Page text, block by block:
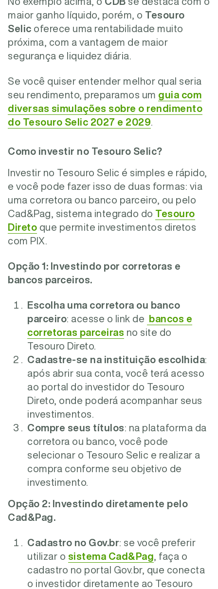
maior ganho líquido, porém, o Tesouro
Selic oferece uma rentabilidade muito
próxima, com a vantagem de maior
segurança e liquidez diária.
Se você quiser entender melhor qual seria
seu rendimento, preparamos um guia com
diversas simulações sobre o rendimento
do Tesouro Selic 2027 e 2029
Como investir no Tesouro Selic?
Investir no Tesouro Selic é simples e rápido,
e você pode fazer isso de duas formas: via
uma corretora ou banco parceiro, ou pelo
Cad&Pag, sistema integrado do Tesouro
Direto que permite investimentos diretos
com PIX.
Opção 1: Investindo por corretoras e
bancos parceiros.
Escolha uma corretora ou banco
parceiro: acesse o link de
bancos e
corretoras parceiras no site do
Tesouro Direto.
Cadastre-se na instituição escolhida:
após abrir sua conta, você terá acesso
ao portal do investidor do Tesouro
Direto, onde poderá acompanhar seus
investimentos.
Compre seus títulos: na plataforma da
corretora ou banco, você pode
selecionar o Tesouro Selic e realizar a
compra conforme seu objetivo de
investimento.
Opção 2: Investindo diretamente pelo
Cad&Pag.
Cadastro no Gov.br: se você preferir
utilizar o sistema Cad&Pag , faça o
cadastro no portal Gov.br, que conecta
o investidor diretamente ao Tesouro